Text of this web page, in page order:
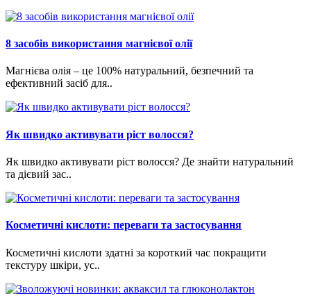
8 засобів використання магнієвої олії
Магнієва олія – це 100% натуральний, безпечний та
ефективний засіб для..
Як швидко активувати ріст волосся?
Як швидко активувати ріст волосся? Де знайти натуральний
та дієвий зас..
Косметичні кислоти: переваги та застосування
Косметичні кислоти здатні за короткий час покращити
текстуру шкіри, ус..